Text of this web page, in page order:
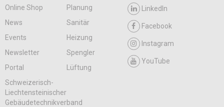
Online Shop
Planung
News
Sanitär
Events
Heizung
Newsletter
Spengler
Portal
Lüftung
LinkedIn
Facebook
Instagram
YouTube
Schweizerisch-
Liechtensteinischer
Gebäudetechnikverband